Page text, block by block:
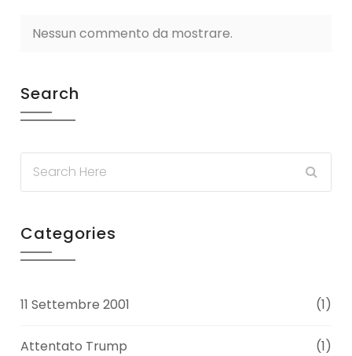
Nessun commento da mostrare.
Search
Categories
11 Settembre 2001 (1)
Attentato Trump (1)